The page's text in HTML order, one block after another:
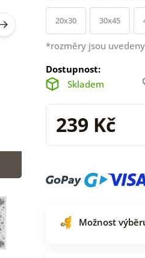
20x30 30x45
*rozměry jsou
Dostupnost:
Skladem
239 Kč
Možnost